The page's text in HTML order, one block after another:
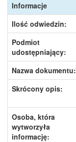
Informacje
Ilość odwiedzin:
Podmiot
udostępniający:
Nazwa dokumentu:
Skrócony opis:
Osoba, która
wytworzyła
informację: